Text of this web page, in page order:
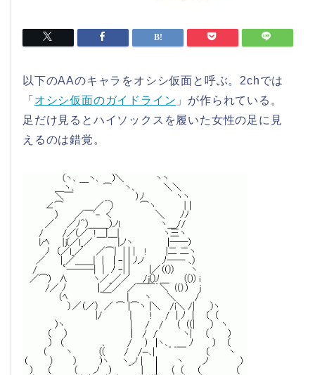
以下のAAのキャラをオシシ仮面と呼ぶ。2chでは
「 オシシ仮面のガイドライン 」が作られている。
足だけ見るとハイソックスを履いた女性の足に見
えるのは錯覚。